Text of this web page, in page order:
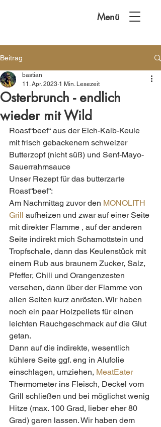
Menü
Beitrag
Osterbrunch - endlich
wieder mit Wild
bastian
11. Apr. 2023 1 Min. Lesezeit
Roast“beef“ aus der Elch-Kalb-Keule
mit frisch gebackenem schweizer
Butterzopf (nicht süß) und Senf-Mayo-
Sauerrahmsauce
Unser Rezept für das butterzarte
Roast“beef“:
Am Nachmittag zuvor den MONOLITH
Grill aufheizen und zwar auf einer Seite
mit direkter Flamme , auf der anderen
Seite indirekt mich Schamottstein und
Tropfschale, dann das Keulenstück mit
einem Rub aus braunem Zucker, Salz,
Pfeffer, Chili und Orangenzesten
versehen, dann über der Flamme von
allen Seiten kurz anrösten. Wir haben
noch ein paar Holzpellets für einen
leichten Rauchgeschmack auf die Glut
getan.
Dann auf die indirekte, wesentlich
kühlere Seite ggf. eng in Alufolie
einschlagen, umziehen, MeatEater
Thermometer ins Fleisch, Deckel vom
Grill schließen und bei möglichst wenig
Hitze (max. 100 Grad, lieber eher 80
Grad) garen lassen. Wir haben dem